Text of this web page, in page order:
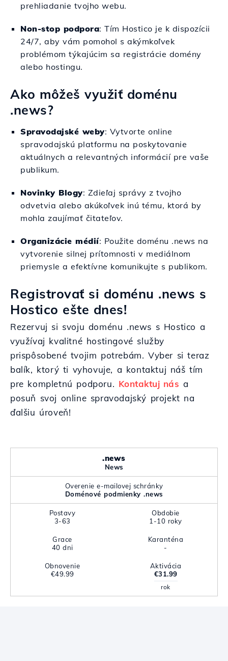
prehliadanie tvojho webu.
Non-stop podpora: Tím Hostico je k dispozícii
24/7, aby vám pomohol s akýmkoľvek
problémom týkajúcim sa registrácie domény
alebo hostingu.
Ako môžeš využiť doménu
.news?
Spravodajské weby: Vytvorte online
spravodajskú platformu na poskytovanie
aktuálnych a relevantných informácií pre vaše
publikum.
Novinky Blogy: Zdieľaj správy z tvojho
odvetvia alebo akúkoľvek inú tému, ktorá by
mohla zaujímať čitateľov.
Organizácie médií: Použite doménu .news na
vytvorenie silnej prítomnosti v mediálnom
priemysle a efektívne komunikujte s publikom.
Registrovať si doménu .news s
Hostico ešte dnes!
Rezervuj si svoju doménu .news s Hostico a
využívaj kvalitné hostingové služby
prispôsobené tvojim potrebám. Vyber si teraz
balík, ktorý ti vyhovuje, a kontaktuj náš tím
pre kompletnú podporu. Kontaktuj nás a
posuň svoj online spravodajský projekt na
ďalšiu úroveň!
.news
News
Overenie e-mailovej schránky
Doménové podmienky .news
Postavy
3-63
Obdobie
1-10 roky
Grace
40 dni
Karanténa
-
Obnovenie
€49.99
Aktivácia
€31.99
rok